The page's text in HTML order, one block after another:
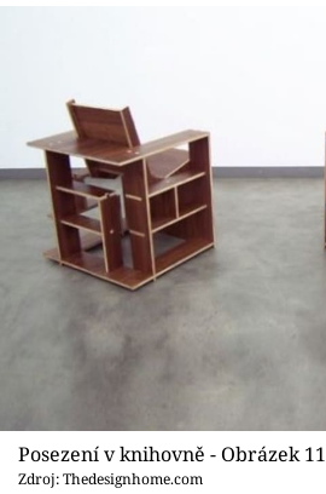
Posezení v knihovně - Obrázek 11
Zdroj: Thedesignhome.com